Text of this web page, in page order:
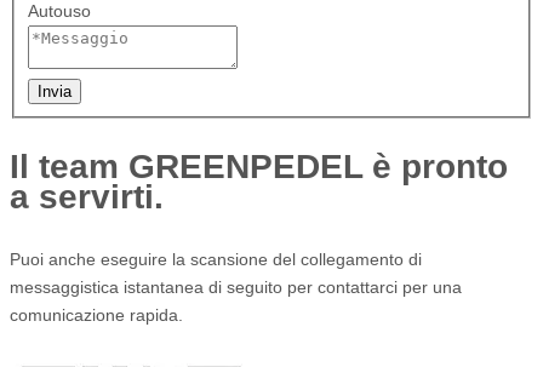
Autouso
Invia
Il team GREENPEDEL è pronto
a servirti.
Puoi anche eseguire la scansione del collegamento di
messaggistica istantanea di seguito per contattarci per una
comunicazione rapida.